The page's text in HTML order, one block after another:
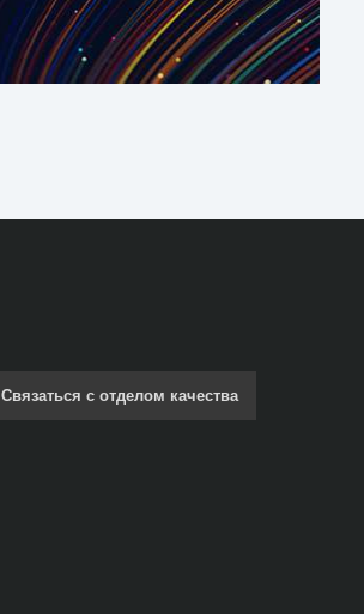
Связаться с отделом качества